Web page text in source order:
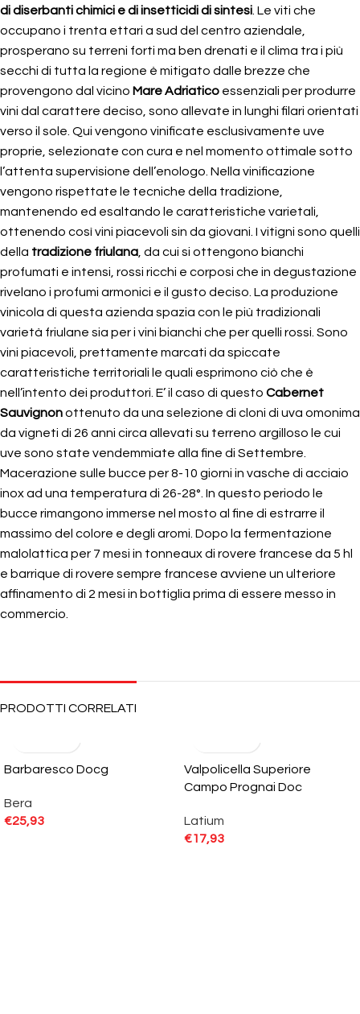
di diserbanti chimici e di insetticidi di sintesi . Le viti che
occupano i trenta ettari a sud del centro aziendale,
prosperano su terreni forti ma ben drenati e il clima tra i più
secchi di tutta la regione è mitigato dalle brezze che
provengono dal vicino Mare Adriatico essenziali per produrre
vini dal carattere deciso, sono allevate in lunghi filari orientati
verso il sole. Qui vengono vinificate esclusivamente uve
proprie, selezionate con cura e nel momento ottimale sotto
l’attenta supervisione dell’enologo. Nella vinificazione
vengono rispettate le tecniche della tradizione,
mantenendo ed esaltando le caratteristiche varietali,
ottenendo così vini piacevoli sin da giovani. I vitigni sono quelli
della tradizione friulana , da cui si ottengono bianchi
profumati e intensi, rossi ricchi e corposi che in degustazione
rivelano i profumi armonici e il gusto deciso. La produzione
vinicola di questa azienda spazia con le più tradizionali
varietà friulane sia per i vini bianchi che per quelli rossi. Sono
vini piacevoli, prettamente marcati da spiccate
caratteristiche territoriali le quali esprimono ciò che è
nell’intento dei produttori. E’ il caso di questo Cabernet
Sauvignonottenuto da una selezione di cloni di uva omonima
da vigneti di 26 anni circa allevati su terreno argilloso le cui
uve sono state vendemmiate alla fine di Settembre.
Macerazione sulle bucce per 8-10 giorni in vasche di acciaio
inox ad una temperatura di 26-28°. In questo periodo le
bucce rimangono immerse nel mosto al fine di estrarre il
massimo del colore e degli aromi. Dopo la fermentazione
malolattica per 7 mesi in tonneaux di rovere francese da 5 hl
e barrique di rovere sempre francese avviene un ulteriore
affinamento di 2 mesi in bottiglia prima di essere messo in
commercio.
PRODOTTI CORRELATI
Barbaresco Docg
Bera
€25,93
Valpolicella Superiore
Campo Prognai Doc
Latium
€17,93